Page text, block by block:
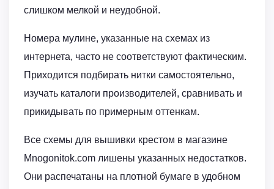
слишком мелкой и неудобной.
Номера мулине, указанные на схемах из
интернета, часто не соответствуют фактическим.
Приходится подбирать нитки самостоятельно,
изучать каталоги производителей, сравнивать и
прикидывать по примерным оттенкам.
Все схемы для вышивки крестом в магазине
Mnogonitok.com лишены указанных недостатков.
Они распечатаны на плотной бумаге в удобном